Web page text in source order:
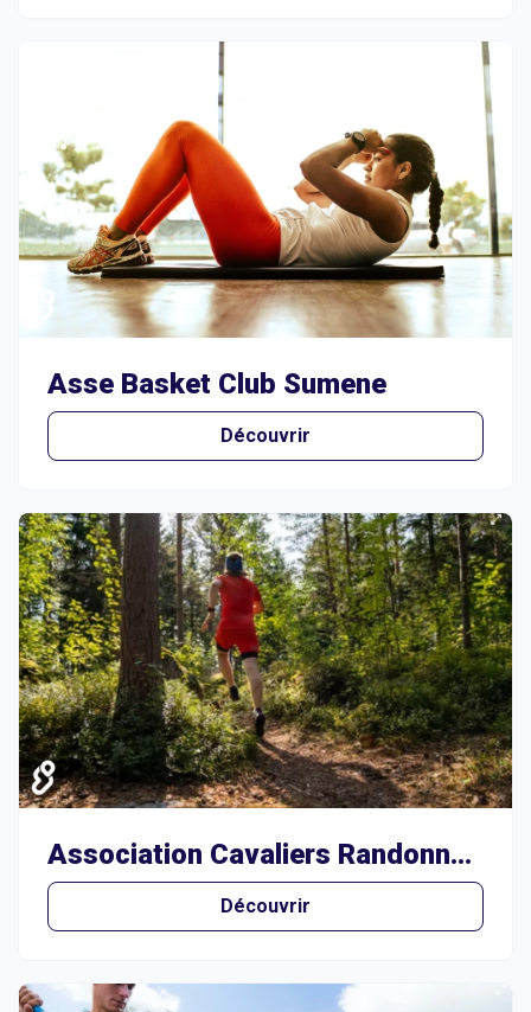
Asse Basket Club Sumene
Découvrir
Association Cavaliers Randonneurs du Baillarguet
Découvrir